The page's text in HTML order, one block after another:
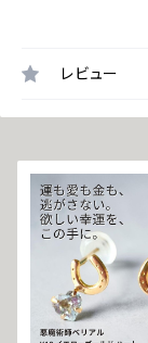
レビュー